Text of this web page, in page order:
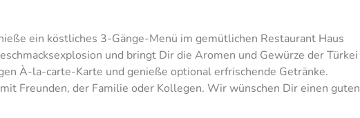
ein köstliches 3-Gänge-Menü im gemütlichen Restaurant Haus
und bringt Dir die Aromen und Gewürze der Türkei
À-la-carte-Karte und genieße optional erfrischende Getränke.
Freunden, der Familie oder Kollegen. Wir wünschen Dir einen guten